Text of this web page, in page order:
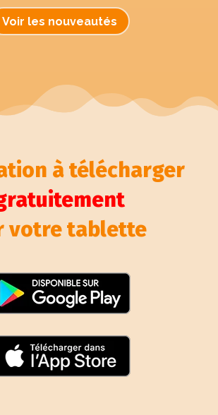
Voir les nouveautés
à télécharger
votre tablette